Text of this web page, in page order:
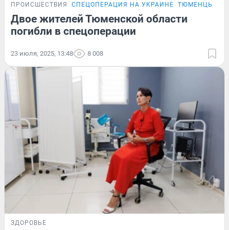
ПРОИСШЕСТВИЯ СПЕЦОПЕРАЦИЯ НА УКРАИНЕ ТЮМЕНЦЫ,
Двое жителей Тюменской области
погибли в спецоперации
23 июля, 2025, 13:48 8 008
ЗДОРОВЬЕ